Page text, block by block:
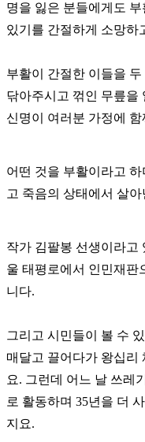
명을 잃은 분들에게도
있기를 간절하게 소망하
부활이 간절한 이들을
닦아주시고 꺾인 무릎을
신명이 여러분 가정에
어떤 것을 부활이라고
고 죽음의 상태에서 살
작가 김팔봉 선생이라고
울 태평로에서 인민재판
니다.
그리고 시민들이 볼 수
매달고 끌어다가 왕십리
요. 그런데 어느 날 쓰레
로 활동하며 35년을 더
지요.